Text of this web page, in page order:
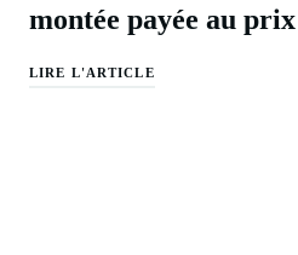
montée payée au
LIRE L'ARTICLE